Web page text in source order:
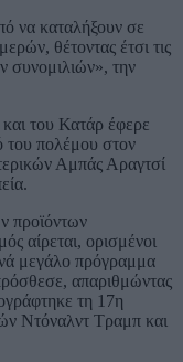
να καταλήξουν σε
θέτοντας έτσι τις
συνομιλιών», την
του Κατάρ έφερε
του πολέμου στον
Αμπάς Αραγτσί
προϊόντων
αίρεται, ορισμένοι
μεγάλο πρόγραμμα
απαριθμώντας
τη 17η
Ντόναλντ Τραμπ και